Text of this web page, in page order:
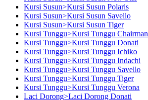
Kursi Susun>Kursi Susun Polaris
Kursi Susun>Kursi Susun Savello
Kursi Susun>Kursi Susun Tiger
Kursi Tunggu>Kursi Tunggu Chairman
Kursi Tunggu>Kursi Tunggu Donati
Kursi Tunggu>Kursi Tunggu Ichiko
Kursi Tunggu>Kursi Tunggu Indachi
Kursi Tunggu>Kursi Tunggu Savello
Kursi Tunggu>Kursi Tunggu Tiger
Kursi Tunggu>Kursi Tunggu Verona
Laci Dorong>Laci Dorong Donati